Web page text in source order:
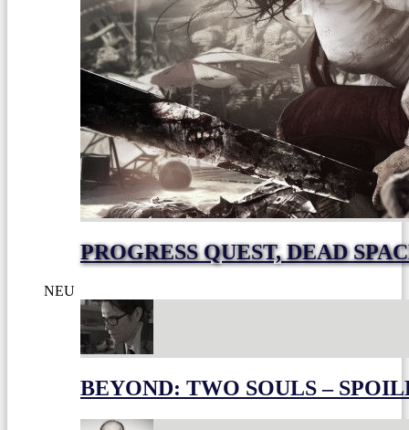
PROGRESS QUEST, DEAD
NEU
BEYOND: TWO SOULS –